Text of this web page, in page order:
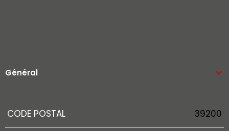
Général
Caractérisque
CODE POSTAL 39200